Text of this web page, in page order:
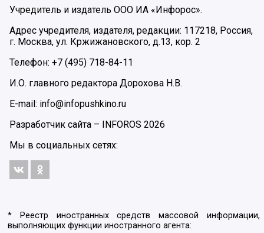
Учредитель и издатель ООО ИА «Инфорос».
Адрес учредителя, издателя, редакции: 117218, Россия,
г. Москва, ул. Кржижановского, д.13, кор. 2
Телефон: +7 (495) 718-84-11
И.О. главного редактора Дорохова Н.В.
E-mail: info@infopushkino.ru
Разработчик сайта – INFOROS 2026
Мы в социальных сетях:
* Реестр иностранных средств массовой информации,
выполняющих функции иностранного агента: